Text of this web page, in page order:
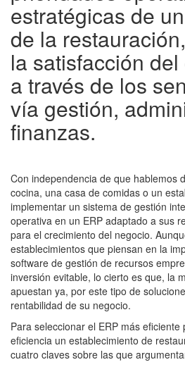
estratégicas de
de la
la satisfacción
a través de los
vía gestión,
finanzas.
Con independencia de que hablemos
cocina, una casa de comidas o un
implementar un sistema de gestión
operativa en un ERP adaptado a sus
para el crecimiento del negocio.
establecimientos que piensan en la
software de gestión de recursos
inversión evitable, lo cierto es que, la
apuestan ya, por este tipo de
rentabilidad de su negocio.
Para seleccionar el ERP más eficiente
eficiencia un establecimiento de
cuatro claves sobre las que